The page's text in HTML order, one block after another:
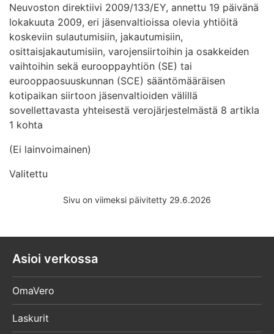
Neuvoston direktiivi 2009/133/EY, annettu 19 päivänä
lokakuuta 2009, eri jäsenvaltioissa olevia yhtiöitä
koskeviin sulautumisiin, jakautumisiin,
osittaisjakautumisiin, varojensiirtoihin ja osakkeiden
vaihtoihin sekä eurooppayhtiön (SE) tai
eurooppaosuuskunnan (SCE) sääntömääräisen
kotipaikan siirtoon jäsenvaltioiden välillä
sovellettavasta yhteisestä verojärjestelmästä 8 artikla
1 kohta
(Ei lainvoimainen)
Valitettu
Sivu on viimeksi päivitetty 29.6.2026
Asioi verkossa
OmaVero
Laskurit